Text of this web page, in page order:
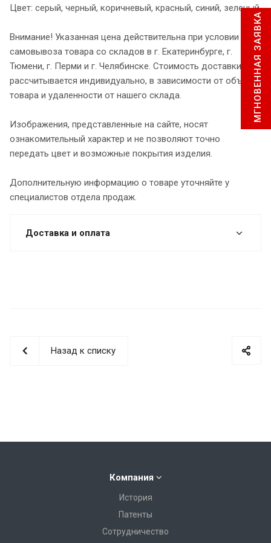
Цвет: серый, черный, коричневый, красный, синий, зеленый.
Внимание! Указанная цена действительна при условии
самовывоза товара со складов в г. Екатеринбурге, г.
Тюмени, г. Перми и г. Челябинске. Стоимость доставки
рассчитывается индивидуально, в зависимости от объема
товара и удаленности от нашего склада.
Изображения, представленные на сайте, носят
ознакомительный характер и не позволяют точно
передать цвет и возможные покрытия изделия.
Дополнительную информацию о товаре уточняйте у
специалистов отдела продаж.
Доставка и оплата
Назад к списку
Компания
История
Патенты
Сотрудничество
МГНОВЕННАЯ ЗАЯВКА